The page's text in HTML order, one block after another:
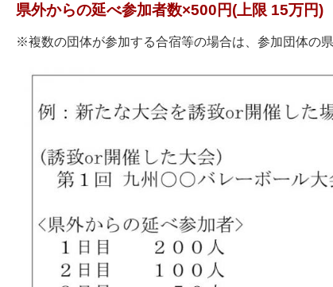
県外からの延べ参加者数×500円(上限 15万円
※複数の団体が参加する合宿等の場合は、参加団体の